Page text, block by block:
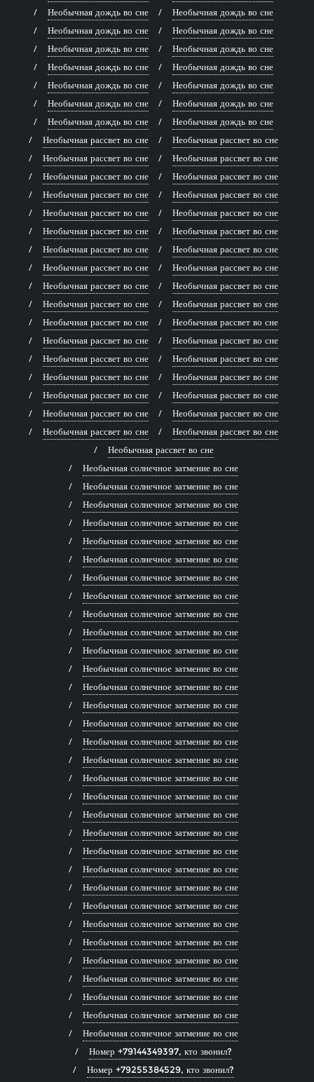
Необычная дождь во сне
Необычная дождь во сне
Необычная дождь во сне
Необычная дождь во сне
Необычная дождь во сне
Необычная дождь во сне
Необычная дождь во сне
Необычная дождь во сне
Необычная дождь во сне
Необычная дождь во сне
Необычная дождь во сне
Необычная дождь во сне
Необычная дождь во сне
Необычная дождь во сне
Необычная рассвет во сне
Необычная рассвет во сне
Необычная рассвет во сне
Необычная рассвет во сне
Необычная рассвет во сне
Необычная рассвет во сне
Необычная рассвет во сне
Необычная рассвет во сне
Необычная рассвет во сне
Необычная рассвет во сне
Необычная рассвет во сне
Необычная рассвет во сне
Необычная рассвет во сне
Необычная рассвет во сне
Необычная рассвет во сне
Необычная рассвет во сне
Необычная рассвет во сне
Необычная рассвет во сне
Необычная рассвет во сне
Необычная рассвет во сне
Необычная рассвет во сне
Необычная рассвет во сне
Необычная рассвет во сне
Необычная рассвет во сне
Необычная рассвет во сне
Необычная рассвет во сне
Необычная рассвет во сне
Необычная рассвет во сне
Необычная рассвет во сне
Необычная рассвет во сне
Необычная рассвет во сне
Необычная рассвет во сне
Необычная рассвет во сне
Необычная рассвет во сне
Необычная рассвет во сне
Необычная солнечное затмение во сне
Необычная солнечное затмение во сне
Необычная солнечное затмение во сне
Необычная солнечное затмение во сне
Необычная солнечное затмение во сне
Необычная солнечное затмение во сне
Необычная солнечное затмение во сне
Необычная солнечное затмение во сне
Необычная солнечное затмение во сне
Необычная солнечное затмение во сне
Необычная солнечное затмение во сне
Необычная солнечное затмение во сне
Необычная солнечное затмение во сне
Необычная солнечное затмение во сне
Необычная солнечное затмение во сне
Необычная солнечное затмение во сне
Необычная солнечное затмение во сне
Необычная солнечное затмение во сне
Необычная солнечное затмение во сне
Необычная солнечное затмение во сне
Необычная солнечное затмение во сне
Необычная солнечное затмение во сне
Необычная солнечное затмение во сне
Необычная солнечное затмение во сне
Необычная солнечное затмение во сне
Необычная солнечное затмение во сне
Необычная солнечное затмение во сне
Необычная солнечное затмение во сне
Необычная солнечное затмение во сне
Необычная солнечное затмение во сне
Необычная солнечное затмение во сне
Необычная солнечное затмение во сне
Номер +79144349397, кто звонил?
Номер +79255384529, кто звонил?